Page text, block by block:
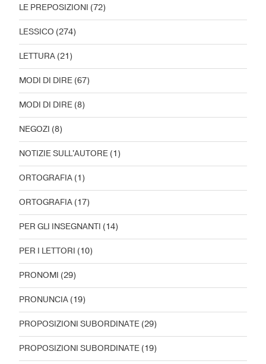
LE PREPOSIZIONI (72)
LESSICO (274)
LETTURA (21)
MODI DI DIRE (67)
MODI DI DIRE (8)
NEGOZI (8)
NOTIZIE SULL'AUTORE (1)
ORTOGRAFIA (1)
ORTOGRAFIA (17)
PER GLI INSEGNANTI (14)
PER I LETTORI (10)
PRONOMI (29)
PRONUNCIA (19)
PROPOSIZIONI SUBORDINATE (29)
PROPOSIZIONI SUBORDINATE (19)